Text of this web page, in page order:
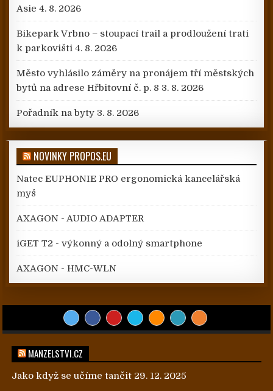
Asie 4. 8. 2026
Bikepark Vrbno – stoupací trail a prodloužení trati
k parkovišti 4. 8. 2026
Město vyhlásilo záměry na pronájem tří městských
bytů na adrese Hřbitovní č. p. 8 3. 8. 2026
Pořadník na byty 3. 8. 2026
NOVINKY PROPOS.EU
Natec EUPHONIE PRO ergonomická kancelářská
myš
AXAGON - AUDIO ADAPTER
iGET T2 - výkonný a odolný smartphone
AXAGON - HMC-WLN
MANZELSTVI.CZ
Jako když se učíme tančit 29. 12. 2025